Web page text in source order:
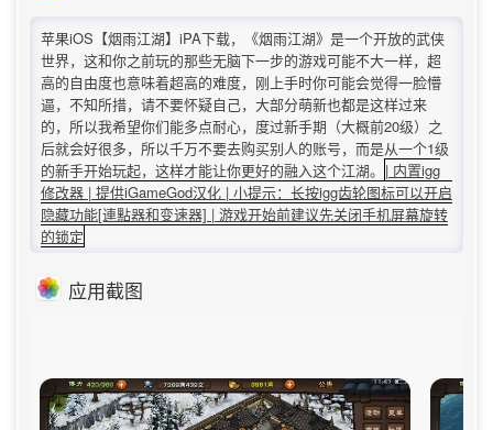
苹果iOS【烟雨江湖】iPA下载，《烟雨江湖》是一个开放的武侠
世界，这和你之前玩的那些无脑下一步的游戏可能不大一样，超
高的自由度也意味着超高的难度，刚上手时你可能会觉得一脸懵
逼，不知所措，请不要怀疑自己，大部分萌新也都是这样过来
的，所以我希望你们能多点耐心，度过新手期（大概前20级）之
后就会好很多，所以千万不要去购买别人的账号，而是从一个1级
的新手开始玩起，这样才能让你更好的融入这个江湖。 | 内置igg
修改器 | 提供iGameGod汉化 | 小提示：长按igg齿轮图标可以开启
隐藏功能[連點器和变速器] | 游戏开始前建议先关闭手机屏幕旋转
的锁定
应用截图